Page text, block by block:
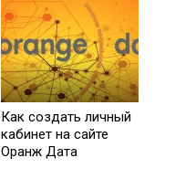
Как создать личный
кабинет на сайте
Оранж Дата